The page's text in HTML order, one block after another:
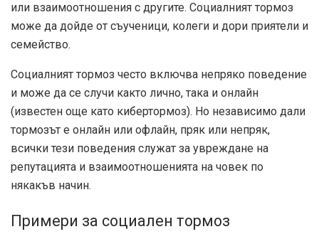
или взаимоотношения с другите. Социалният тормоз
може да дойде от съученици, колеги и дори приятели и
семейство.
Социалният тормоз често включва непряко поведение
и може да се случи както лично, така и онлайн
(известен още като кибертормоз). Но независимо дали
тормозът е онлайн или офлайн, пряк или непряк,
всички тези поведения служат за увреждане на
репутацията и взаимоотношенията на човек по
някакъв начин.
Примери за социален тормоз